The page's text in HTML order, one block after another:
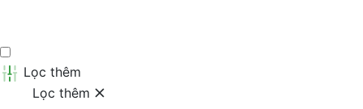
Lọc thêm
Lọc thêm